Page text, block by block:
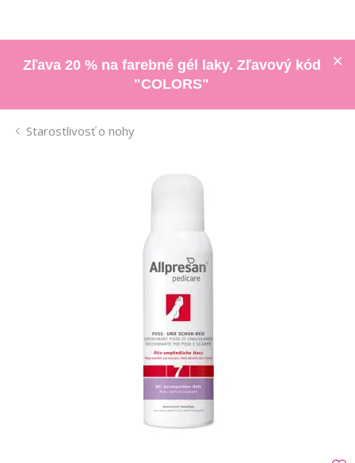
Zľava 20 % na farebné gél laky. Zľavový kód
"COLORS"
Starostlivosť o nohy